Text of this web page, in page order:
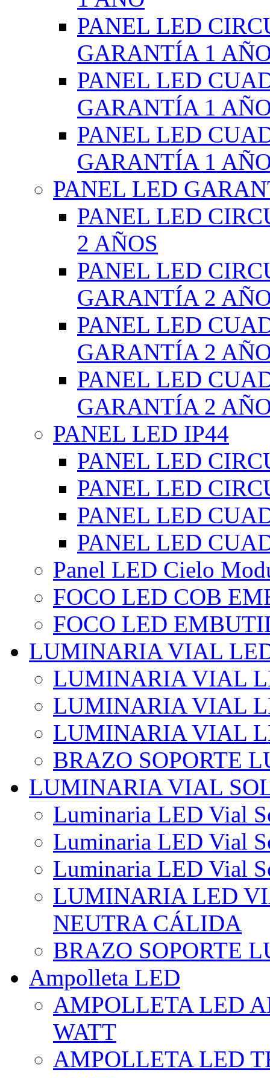
PANEL LED
GARANTÍA 1
PANEL LED
GARANTÍA 1
PANEL LED
GARANTÍA 1
PANEL LED
PANEL LED
2 AÑOS
PANEL LED
GARANTÍA 2
PANEL LED
GARANTÍA 2
PANEL LED
GARANTÍA 2
PANEL LED IP44
PANEL LED
PANEL LED
PANEL LED
PANEL LED
Panel LED Cielo
FOCO LED COB
FOCO LED
LUMINARIA VIAL
LUMINARIA VIAL
LUMINARIA VIAL
LUMINARIA VIAL
BRAZO SOPORTE
LUMINARIA VIAL
Luminaria LED Vial
Luminaria LED Vial
Luminaria LED Vial
LUMINARIA LED
NEUTRA CÁLIDA
BRAZO SOPORTE
Ampolleta LED
AMPOLLETA LED
WATT
AMPOLLETA LED